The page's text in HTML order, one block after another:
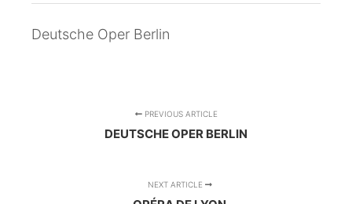
Deutsche Oper Berlin
PREVIOUS ARTICLE
DEUTSCHE OPER BERLIN
NEXT ARTICLE